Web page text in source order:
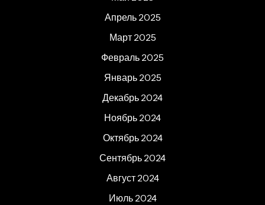
Апрель 2025
Март 2025
Февраль 2025
Январь 2025
Декабрь 2024
Ноябрь 2024
Октябрь 2024
Сентябрь 2024
Август 2024
Июль 2024